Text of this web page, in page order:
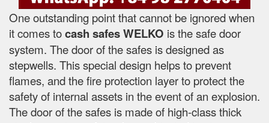
One outstanding point that cannot be ignored when
it comes tocash safesWELKO is the safe door
system. The door of the safes is designed as
stepwells. This special design helps to prevent
flames, and the fire protection layer to protect the
safety of internal assets in the event of an explosion.
The door of the safes is made of high-class thick